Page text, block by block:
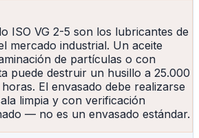
ISO VG 2-5 son los lubricantes de
mercado industrial. Un aceite
de partículas o con
puede destruir un husillo a 25.000
El envasado debe realizarse
limpia y con verificación
— no es un envasado estándar.